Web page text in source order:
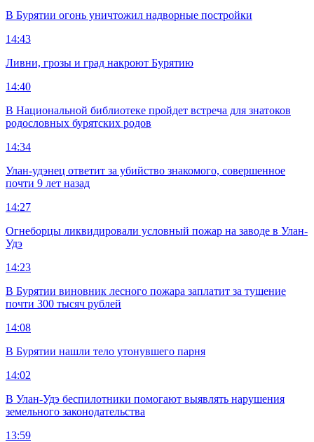
В Бурятии огонь уничтожил надворные постройки
14:43
Ливни, грозы и град накроют Бурятию
14:40
В Национальной библиотеке пройдет встреча для знатоков
родословных бурятских родов
14:34
Улан-удэнец ответит за убийство знакомого, совершенное
почти 9 лет назад
14:27
Огнеборцы ликвидировали условный пожар на заводе в Улан-
Удэ
14:23
В Бурятии виновник лесного пожара заплатит за тушение
почти 300 тысяч рублей
14:08
В Бурятии нашли тело утонувшего парня
14:02
В Улан-Удэ беспилотники помогают выявлять нарушения
земельного законодательства
13:59